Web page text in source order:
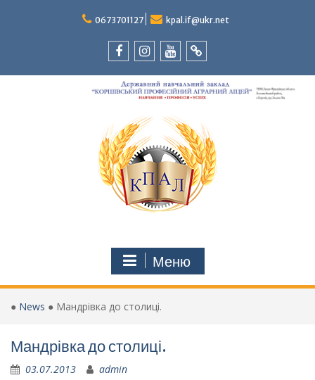
0673701127 kpal.if@ukr.net
Tok
Меню
● News ● Мандрівка до столиці.
Мандрівка до столиці.
03.07.2013 admin